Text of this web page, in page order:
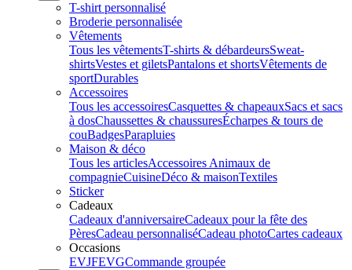
T-shirt personnalisé
Broderie personnalisée
Vêtements
Tous les vêtementsT-shirts & débardeursSweat-
shirtsVestes et giletsPantalons et shortsVêtements de
sportDurables
Accessoires
Tous les accessoiresCasquettes & chapeauxSacs et sacs
à dosChaussettes & chaussuresÉcharpes & tours de
couBadgesParapluies
Maison & déco
Tous les articlesAccessoires Animaux de
compagnieCuisineDéco & maisonTextiles
Sticker
Cadeaux
Cadeaux d'anniversaireCadeaux pour la fête des
PèresCadeau personnaliséCadeau photoCartes cadeaux
Occasions
EVJFEVGCommande groupée